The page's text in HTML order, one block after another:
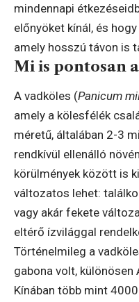
mindennapi
előnyöket kínál, és
amely hosszú távon is
Mi is pontosan
A vadköles (Panicum
amely a kölesfélék
méretű, általában 2-3
rendkívül ellenálló
körülmények között is
változatos lehet:
vagy akár fekete
eltérő ízvilággal
Történelmileg a
gabona volt, különösen
Kínában több mint